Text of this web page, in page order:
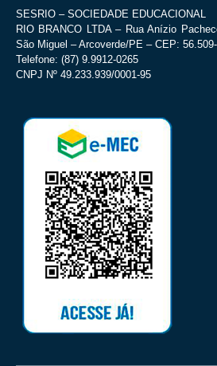
SESRIO – SOCIEDADE EDUCACIONAL
RIO BRANCO LTDA – Rua Anízio
São Miguel – Arcoverde/PE – CEP: 56.509-
Telefone: (87) 9.9912-0265
CNPJ Nº 49.233.939/0001-95